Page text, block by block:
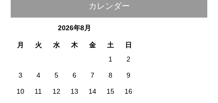
カレンダー
2026年8月
月 火 水 木 金 土
日
1
2
3 4 5 6 7 8 9
10 11 12 13 14 15 16